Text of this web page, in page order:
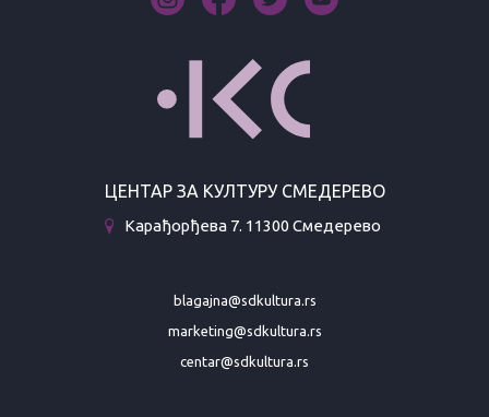
ЦЕНТАР ЗА КУЛТУРУ СМЕДЕРЕВО
Карађорђева 7. 11300 Смедерево
blagajna@sdkultura.rs
marketing@sdkultura.rs
centar@sdkultura.rs